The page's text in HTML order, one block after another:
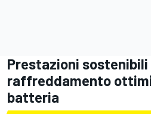
Prestazioni sostenibili
raffreddamento
batteria